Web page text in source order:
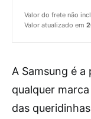
Valor do frete não
Valor atualizado em
A Samsung é
qualquer
das